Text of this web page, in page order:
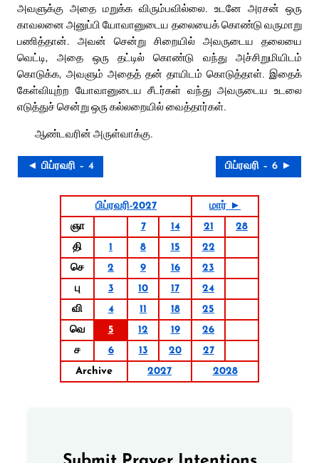
அவளுக்கு அதை மறுக்க விரும்பவில்லை. உடனே அரசன் ஒரு
காவலனை அனுப்பி யோவானுடைய தலையைக் கொண்டு வருமாறு
பணித்தான். அவன் சென்று சிறையில் அவருடைய தலையை
வெட்டி, அதை ஒரு தட்டில் கொண்டு வந்து அச்சிறுமியிடம்
கொடுக்க, அவளும் அதைத் தன் தாயிடம் கொடுத்தாள். இதைக்
கேள்வியுற்ற யோவானுடைய சீடர்கள் வந்து அவருடைய உடலை
எடுத்துச் சென்று ஒரு கல்லறையில் வைத்தார்கள்.
ஆண்டவரின் அருள்வாக்கு.
◄ பிப்ரவரி – 4 பிப்ரவரி – 6 ►
பிப்ரவரி-2027
மார் ►
ஞா
7 14 21
28
தி
1 8 15
22
செ
2 9 16
23
பு
3 10 17
24
வி
4 11 18
25
வெ
5 12 19
26
ச
6 13 20
27
Archive
2027 2028